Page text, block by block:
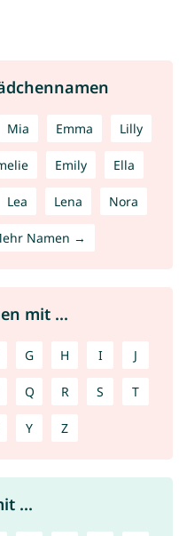
Mia Emma Lilly
Emily Ella
Lea Lena Nora
Namen →
mit ...
G H I J
Q R S T
Y Z
...